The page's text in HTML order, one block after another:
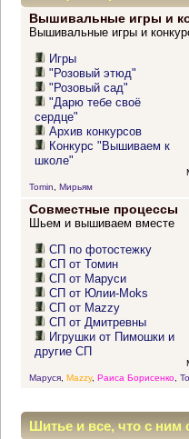
Вышивальные игры и
Вышивальные игры и
Игры
"Розовый этюд"
"Розовый сад"
"Дарю тебе своё
сердце"
Архив конкурсов
Конкурс "Вышиваем к
школе"
Tomin
Мирьям
Совместные процессы
Шьем и вышиваем вместе
СП по фотостежку
СП от Томин
СП от Маруси
СП от Юлии-Moks
СП от Mazzy
СП от Дмитревны
Игрушки от Пимошки и
другие СП
Маруся, Mazzy, Раиса Борисенко,
Шитье и все, что с ним